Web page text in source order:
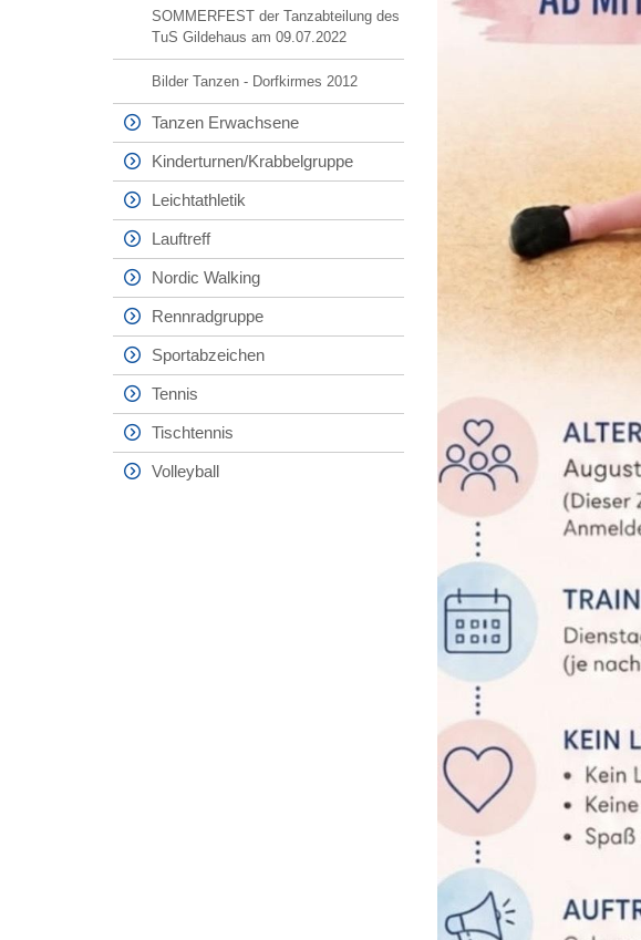
SOMMERFEST der Tanzabteilung des
TuS Gildehaus am 09.07.2022
Bilder Tanzen - Dorfkirmes 2012
Tanzen Erwachsene
Kinderturnen/Krabbelgruppe
Leichtathletik
Lauftreff
Nordic Walking
Rennradgruppe
Sportabzeichen
Tennis
Tischtennis
Volleyball